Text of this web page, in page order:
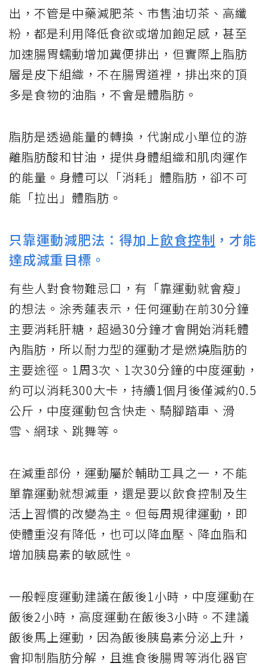
出，不管是中藥減肥茶、市售油切茶、高纖
粉，都是利用降低食欲或增加飽足感，甚至
加速腸胃蠕動增加糞便排出，但實際上脂肪
層是皮下組織，不在腸胃道裡，排出來的頂
多是食物的油脂，不會是體脂肪。
脂肪是透過能量的轉換，代謝成小單位的游
離脂肪酸和甘油，提供身體組織和肌肉運作
的能量。身體可以「消耗」體脂肪，卻不可
能「拉出」體脂肪。
只靠運動減肥法：得加上飲食控制 ，才能
達成減重目標。
有些人對食物難忌口，有「靠運動就會瘦」
的想法。涂秀蓮表示，任何運動在前30分鐘
主要消耗肝糖，超過30分鐘才會開始消耗體
內脂肪，所以耐力型的運動才是燃燒脂肪的
主要途徑。1周3次、1次30分鐘的中度運動，
約可以消耗300大卡，持續1個月後僅減約0.5
公斤，中度運動包含快走、騎腳踏車、滑
雪、網球、跳舞等。
在減重部份，運動屬於輔助工具之一，不能
單靠運動就想減重，還是要以飲食控制及生
活上習慣的改變為主。但每周規律運動，即
使體重沒有降低，也可以降血壓、降血脂和
增加胰島素的敏感性。
一般輕度運動建議在飯後1小時，中度運動在
飯後2小時，高度運動在飯後3小時。不建議
飯後馬上運動，因為飯後胰島素分泌上升，
會抑制脂肪分解，且進食後腸胃等消化器官